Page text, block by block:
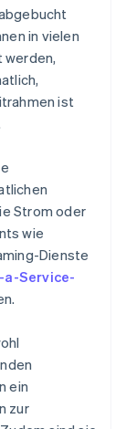
in vielen
ist
Strom oder
wie
Dienste
Service-
ein
zur